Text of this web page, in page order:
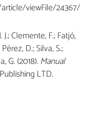
viewFile/24367/
J.; Clemente, F.; Fatjó,
D.; Silva, S.;
G. (2018). Manual
LTD.